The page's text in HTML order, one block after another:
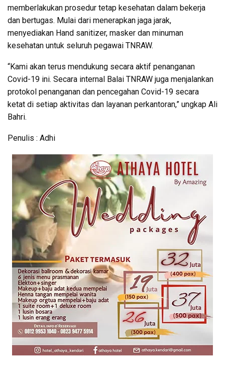
memberlakukan prosedur tetap kesehatan dalam bekerja
dan bertugas. Mulai dari menerapkan jaga jarak,
menyediakan Hand sanitizer, masker dan minuman
kesehatan untuk seluruh pegawai TNRAW.
“Kami akan terus mendukung secara aktif penanganan
Covid-19 ini. Secara internal Balai TNRAW juga menjalankan
protokol penanganan dan pencegahan Covid-19 secara
ketat di setiap aktivitas dan layanan perkantoran,” ungkap Ali
Bahri.
Penulis : Adhi